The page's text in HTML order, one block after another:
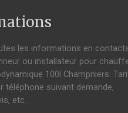
les informations en
ou installateur pour
100l Champniers.
téléphone suivant demande,
etc.